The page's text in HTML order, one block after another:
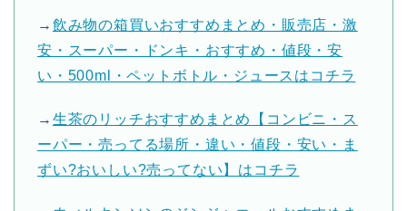
→ 飲み物の箱買いおすすめまとめ・販売店・激
安・スーパー・ドンキ・おすすめ・値段・安
い・500ml・ペットボトル・ジュースはコチラ
→ 生茶のリッチおすすめまとめ【コンビニ・ス
ーパー・売ってる場所・違い・値段・安い・ま
ずい?おいしい?売ってない】はコチラ